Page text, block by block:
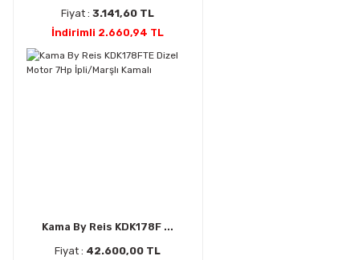
Fiyat :3.141,60 TL
İndirimli 2.660,94 TL
Kama By Reis KDK178F ...
Fiyat : 42.600,00 TL